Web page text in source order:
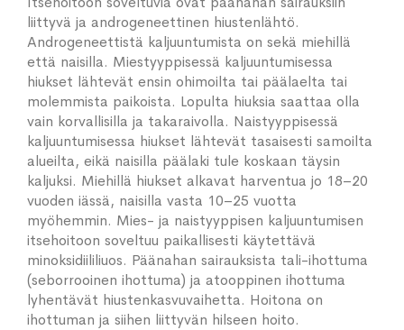
liittyvä ja androgeneettinen hiustenlähtö.
Androgeneettistä kaljuuntumista on sekä miehillä
että naisilla. Miestyyppisessä kaljuuntumisessa
hiukset lähtevät ensin ohimoilta tai päälaelta tai
molemmista paikoista. Lopulta hiuksia saattaa olla
vain korvallisilla ja takaraivolla. Naistyyppisessä
kaljuuntumisessa hiukset lähtevät tasaisesti samoilta
alueilta, eikä naisilla päälaki tule koskaan täysin
kaljuksi. Miehillä hiukset alkavat harventua jo 18–20
vuoden iässä, naisilla vasta 10–25 vuotta
myöhemmin. Mies- ja naistyyppisen kaljuuntumisen
itsehoitoon soveltuu paikallisesti käytettävä
minoksidiililiuos. Päänahan sairauksista tali-ihottuma
(seborrooinen ihottuma) ja atooppinen ihottuma
lyhentävät hiustenkasvuvaihetta. Hoitona on
ihottuman ja siihen liittyvän hilseen hoito.